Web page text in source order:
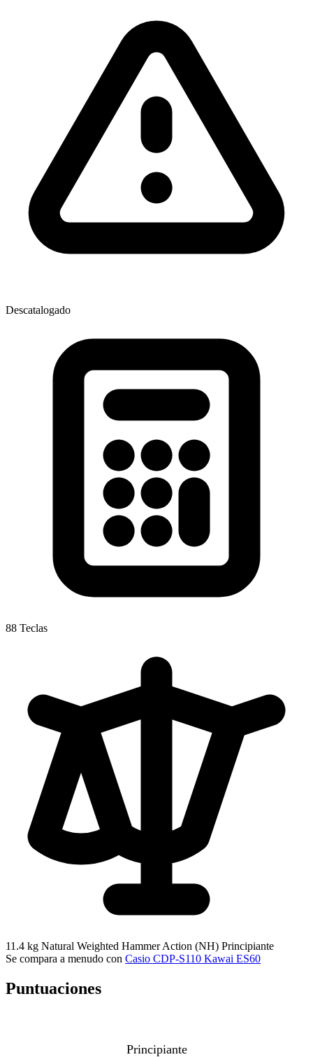
Descatalogado
88 Teclas
11.4 kg Natural Weighted Hammer Action (NH) Principiante
Se compara a menudo con Casio CDP-S110 Kawai ES60
Puntuaciones
Principiante